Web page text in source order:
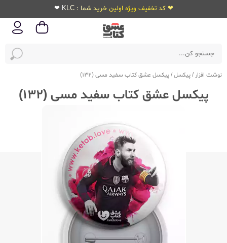
❤ کد تخفیف ویژه اولین خرید شما : KLC ❤
نوشت افزار /پیکسل/پیکسل عشق کتاب سفید مسی (132)
پیکسل عشق کتاب سفید مسی (132)